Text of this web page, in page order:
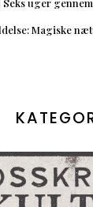
Magiske